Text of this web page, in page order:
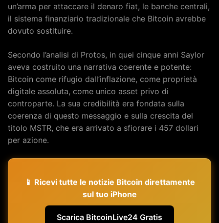
un’arma per attaccare il denaro fiat, le banche centrali,
il sistema finanziario tradizionale che Bitcoin avrebbe
dovuto sostituire.
Secondo l’analisi di Protos, in quei cinque anni Saylor
aveva costruito una narrativa coerente e potente:
Bitcoin come rifugio dall’inflazione, come proprietà
digitale assoluta, come unico asset privo di
controparte. La sua credibilità era fondata sulla
coerenza di questo messaggio e sulla crescita del
titolo MSTR, che era arrivato a sfiorare i 457 dollari
per azione.
📱 Ricevi tutte le notizie Bitcoin direttamente
sul tuo iPhone
Scarica BitcoinLive24 Gratis